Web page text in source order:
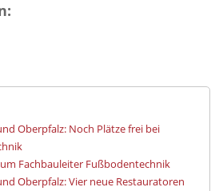
Oberpfalz: Noch Plätze frei bei
Fachbauleiter Fußbodentechnik
Oberpfalz: Vier neue Restauratoren